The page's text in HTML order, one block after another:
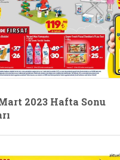
2023 Hafta Sonu